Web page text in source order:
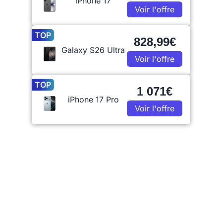
Voir l'offre
TOP
Galaxy S26 Ultra
828,99€
Voir l'offre
TOP
iPhone 17 Pro
1 071€
Voir l'offre